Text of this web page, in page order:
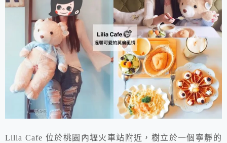
Lilia Cafe 位於桃園內壢火車站附近，樹立於一個寧靜的